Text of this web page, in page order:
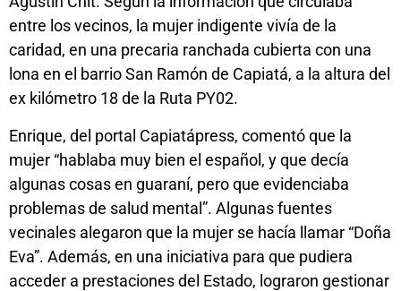
entre los vecinos, la mujer indigente vivía de la
caridad, en una precaria ranchada cubierta con una
lona en el barrio San Ramón de Capiatá, a la altura del
ex kilómetro 18 de la Ruta PY02.
Enrique, del portal Capiatápress, comentó que la
mujer “hablaba muy bien el español, y que decía
algunas cosas en guaraní, pero que evidenciaba
problemas de salud mental”. Algunas fuentes
vecinales alegaron que la mujer se hacía llamar “Doña
Eva”. Además, en una iniciativa para que pudiera
acceder a prestaciones del Estado, lograron gestionar